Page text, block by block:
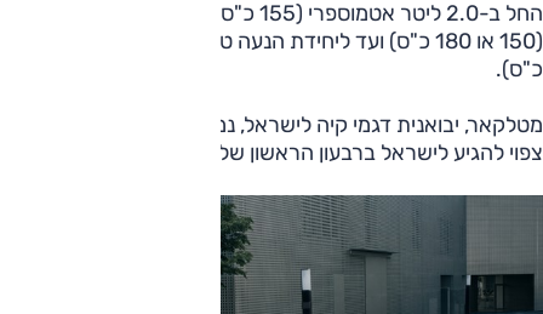
כ"ס).
מטלקאר, יבואנית דגמי קיה לישראל, נמסר כי ספורטאז' החדש
צפוי להגיע לישראל ברבעון הראשון של 2022.